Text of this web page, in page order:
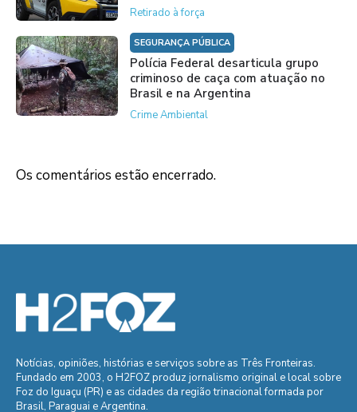
Retirado à força
SEGURANÇA PÚBLICA
Polícia Federal desarticula grupo
criminoso de caça com atuação no
Brasil e na Argentina
Crime Ambiental
Os comentários estão encerrado.
Notícias, opiniões, histórias e serviços sobre as Três Fronteiras.
Fundado em 2003, o H2FOZ produz jornalismo original e local sobre
Foz do Iguaçu (PR) e as cidades da região trinacional formada por
Brasil, Paraguai e Argentina.